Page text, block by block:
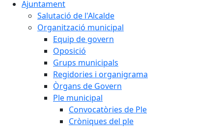
Ajuntament
Salutació de l'Alcalde
Organització municipal
Equip de govern
Oposició
Grups municipals
Regidories i organigrama
Òrgans de Govern
Ple municipal
Convocatòries de Ple
Cròniques del ple